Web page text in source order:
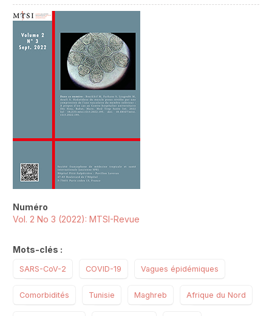
Numéro
Vol. 2 No 3 (2022): MTSI-Revue
Mots-clés :
SARS-CoV-2 COVID-19 Vagues épidémiques
Comorbidités Tunisie Maghreb Afrique du Nord